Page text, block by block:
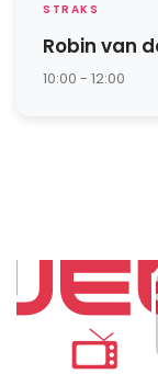
STRAKS
Robin van
10:00 - 12:00